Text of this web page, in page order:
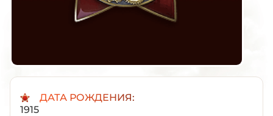
ДАТА РОЖДЕНИЯ:
1915